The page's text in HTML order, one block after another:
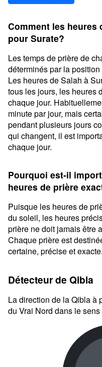
Comment les heures
pour Surate?
Les temps de prière de
déterminés par la
Les heures de Salah à
tous les jours, les heures
chaque jour.
minute par jour, mais
pendant plusieurs jours
qui changent, il est
chaque jour.
Pourquoi est-il
heures de prière
Puisque les heures de
du soleil, les heures
prière ne doit jamais être
Chaque prière est
certaine, précise et exacte.
Détecteur de Qibla
La direction de la Qibla à
du Vrai Nord dans le